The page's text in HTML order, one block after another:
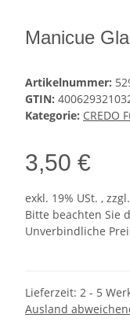
Manicue
Artikelnummer:
GTIN:
Kategorie: CREDO
3,50 €
exkl. 19% USt. , zzgl.
Bitte beachten Sie
Unverbindliche
Lieferzeit: 2 - 5
Ausland